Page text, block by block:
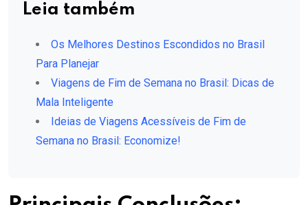
Leia também
Os Melhores Destinos Escondidos no Brasil
Para Planejar
Viagens de Fim de Semana no Brasil: Dicas de
Mala Inteligente
Ideias de Viagens Acessíveis de Fim de
Semana no Brasil: Economize!